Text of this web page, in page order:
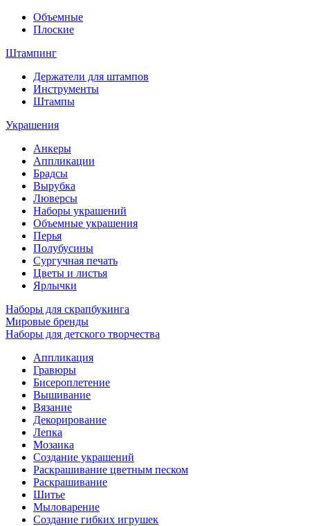
Объемные
Плоские
Штампинг
Держатели для штампов
Инструменты
Штампы
Украшения
Анкеры
Аппликации
Брадсы
Вырубка
Люверсы
Наборы украшений
Объемные украшения
Перья
Полубусины
Сургучная печать
Цветы и листья
Ярлычки
Наборы для скрапбукинга
Мировые бренды
Наборы для детского творчества
Аппликация
Гравюры
Бисероплетение
Вышивание
Вязание
Декорирование
Лепка
Мозаика
Создание украшений
Раскрашивание цветным песком
Раскрашивание
Шитье
Мыловарение
Создание гибких игрушек